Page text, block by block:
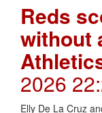
Reds
without
2026
Elly De La Cruz